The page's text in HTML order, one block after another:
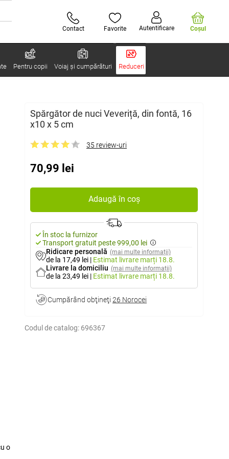
Contact Favorite Autentificare Coşul
Pentru copii Voiaj și cumpărături Reduceri
Spărgător de nuci Veveriță, din fontă, 16
x10 x 5 cm
35 review-uri
70,99 lei
Adaugă în coș
În stoc la furnizor
Transport gratuit peste 999,00 lei
Ridicare personală (mai multe informații)
de la 17,49 lei | Estimat livrare marți 18.8.
Livrare la domiciliu (mai multe informații)
de la 23,49 lei | Estimat livrare marți 18.8.
Cumpărând obţineţi 26 Norocei
Codul de catalog: 696367
o